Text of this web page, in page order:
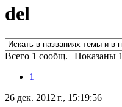
del
Всего 1 сообщ. | Показаны
1
26 дек. 2012 г., 15:19:56